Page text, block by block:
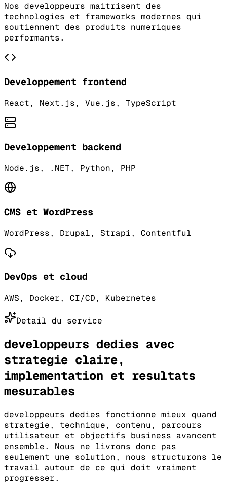
Nos developpeurs maitrisent des
technologies et frameworks modernes qui
soutiennent des produits numeriques
performants.
Developpement frontend
React, Next.js, Vue.js, TypeScript
Developpement backend
Node.js, .NET, Python, PHP
CMS et WordPress
WordPress, Drupal, Strapi, Contentful
DevOps et cloud
AWS, Docker, CI/CD, Kubernetes
Detail du service
developpeurs dedies avec
strategie claire,
implementation et resultats
mesurables
developpeurs dedies fonctionne mieux quand
strategie, technique, contenu, parcours
utilisateur et objectifs business avancent
ensemble. Nous ne livrons donc pas
seulement une solution, nous structurons le
travail autour de ce qui doit vraiment
progresser.